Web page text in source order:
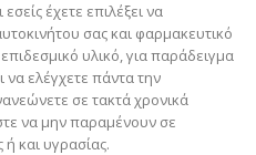
έχετε επιλέξει να
σας και φαρμακευτικό
υλικό, για παράδειγμα
ελέγχετε πάντα την
σε τακτά χρονικά
να μην παραμένουν σε
και υγρασίας.